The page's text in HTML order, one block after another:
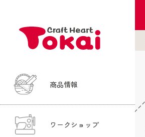
商品情報
ワークショップ